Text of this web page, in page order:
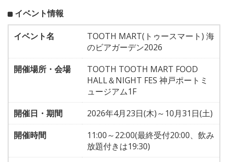
イベント情報
イベント名
TOOTH MART(トゥースマート) 海
のビアガーデン2026
開催場所・会場
TOOTH TOOTH MART FOOD
HALL＆NIGHT FES 神戸ポートミ
ュージアム1F
開催日・期間
2026年4月23日(木)～10月31日(土)
開催時間
11:00～22:00(最終受付20:00、飲み
放題付きは19:30)